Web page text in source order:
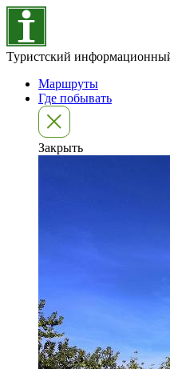
Туристский
Маршруты
Где побывать
Закрыть